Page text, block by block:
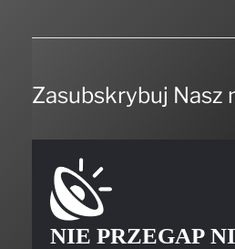
Zasubskrybuj Nasz
NIE PRZEGAP